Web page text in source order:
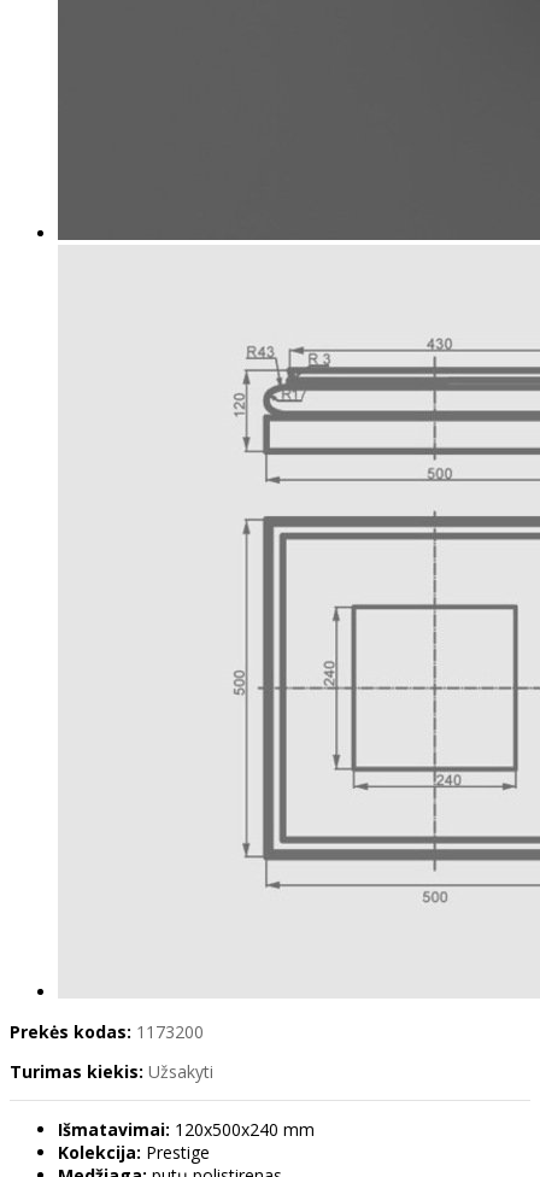
Prekės kodas: 1173200
Turimas kiekis: Užsakyti
Išmatavimai: 120x500x240 mm
Kolekcija: Prestige